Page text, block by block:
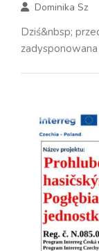
Dominika Sz
Dziś&nbsp;
zadysponowana